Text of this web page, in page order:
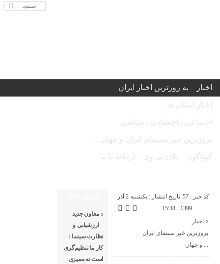
اخبار به روزترین اخبار ایران
اخبار استان ها
اجتماعی ، اقتصادی ، سیاسی
بروزترین خبر سینمای ایران و جهان …
گوناگون پلان تی وی ارتباط با ما
کد خبر : 57
تاریخ انتشار : یکشنبه 2 آذر
1399 - 15:38
اخبار «
بروزترین خبر سینمای ایران
و جهان ...
معاون جدید
ارزشیابی و
نظارت سینما :
کار ما تنظیم‌گری
است نه ممیزی